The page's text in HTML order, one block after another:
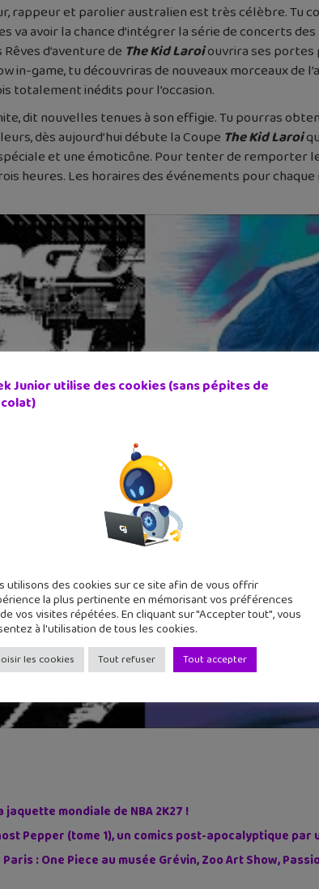
rappeur et parolier australien est très célèbre. Tu
avoir la chance d’intégrer la série de concerts des
d’aventure de The Kid Laroiouvrira ses portes
in-game, tu découvriras de nouveaux morceaux de
totalement inédits pour l’occasion.
dit nouvelles tenues à son effigie. Tu pourras
dès aujourd’hui débute la Coupe The Kid Laroi
et une émoticône. Pour tenter de remporter
heures. Les horaires des événements pour
mondiale de NBA 2K27 !
Pepper (tome 1), un comics post-apocalyptique
: One Piece au musée Grévin, Zoo Art Show,
Junior utilise des cookies (sans pépites de
utilisons des cookies sur ce site afin de vous offrir
la plus pertinente en mémorisant vos préférences
vos visites répétées. En cliquant sur "Accepter tout", vous
à l'utilisation de tous les cookies.
les cookies Tout refuser Tout accepter